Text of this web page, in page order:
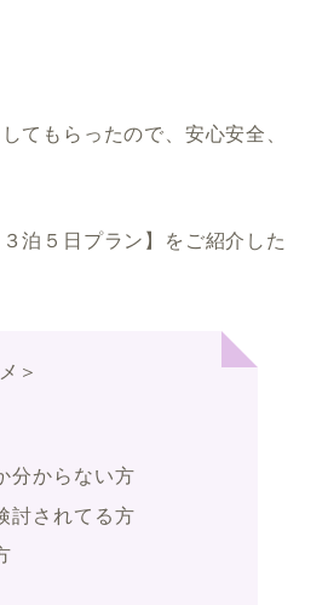
てもらったので、安心安全、
泊５日プラン】をご紹介した
＞
分からない方
討されてる方